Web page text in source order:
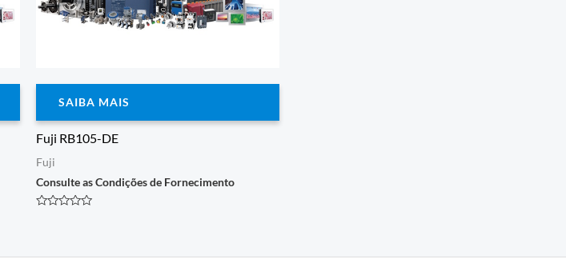
SAIBA MAIS
Fuji RB105-DE
Fuji
Consulte as Condições de Fornecimento